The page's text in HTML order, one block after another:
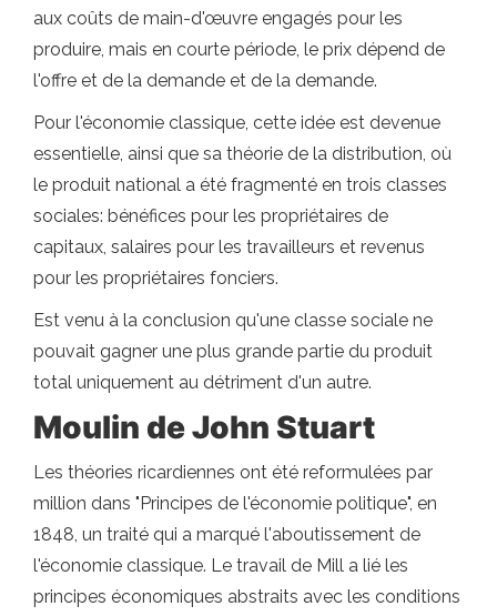
aux coûts de main-d'œuvre engagés pour les
produire, mais en courte période, le prix dépend de
l'offre et de la demande et de la demande.
Pour l'économie classique, cette idée est devenue
essentielle, ainsi que sa théorie de la distribution, où
le produit national a été fragmenté en trois classes
sociales: bénéfices pour les propriétaires de
capitaux, salaires pour les travailleurs et revenus
pour les propriétaires fonciers.
Est venu à la conclusion qu'une classe sociale ne
pouvait gagner une plus grande partie du produit
total uniquement au détriment d'un autre.
Moulin de John Stuart
Les théories ricardiennes ont été reformulées par
million dans "Principes de l'économie politique", en
1848, un traité qui a marqué l'aboutissement de
l'économie classique. Le travail de Mill a lié les
principes économiques abstraits avec les conditions